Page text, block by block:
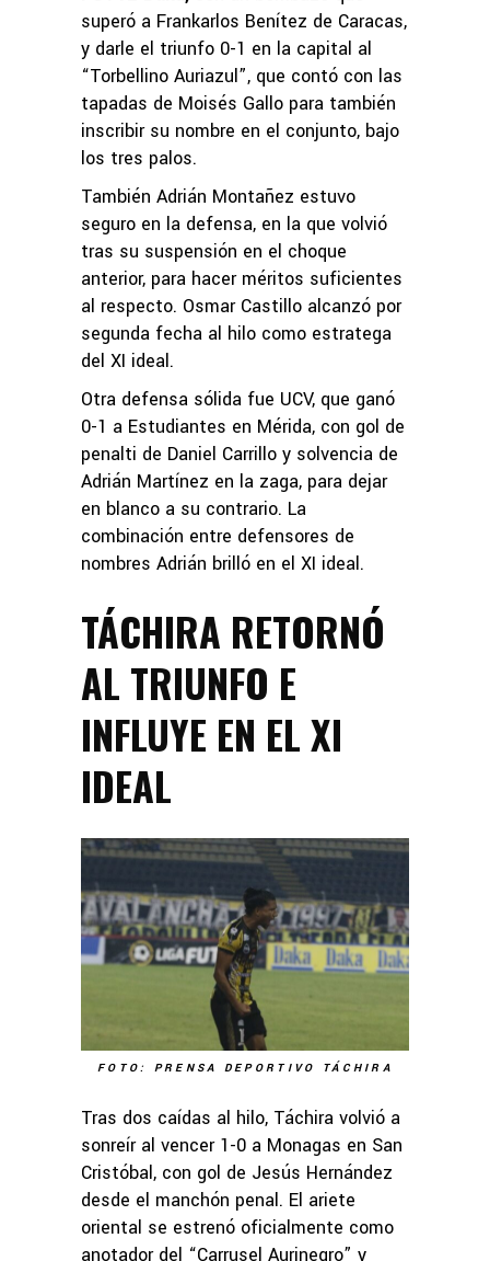
superó a Frankarlos Benítez de Caracas,
y darle el triunfo 0-1 en la capital al
“Torbellino Auriazul”, que contó con las
tapadas de Moisés Gallo para también
inscribir su nombre en el conjunto, bajo
los tres palos.
También Adrián Montañez estuvo
seguro en la defensa, en la que volvió
tras su suspensión en el choque
anterior, para hacer méritos suficientes
al respecto. Osmar Castillo alcanzó por
segunda fecha al hilo como estratega
del XI ideal.
Otra defensa sólida fue UCV, que ganó
0-1 a Estudiantes en Mérida, con gol de
penalti de Daniel Carrillo y solvencia de
Adrián Martínez en la zaga, para dejar
en blanco a su contrario. La
combinación entre defensores de
nombres Adrián brilló en el XI ideal.
TÁCHIRA RETORNÓ
AL TRIUNFO E
INFLUYE EN EL XI
IDEAL
FOTO: PRENSA DEPORTIVO TÁCHIRA
Tras dos caídas al hilo, Táchira volvió a
sonreír al vencer 1-0 a Monagas en San
Cristóbal, con gol de Jesús Hernández
desde el manchón penal. El ariete
oriental se estrenó oficialmente como
anotador del “Carrusel Aurinegro” y